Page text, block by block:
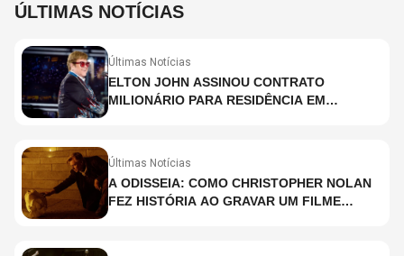
ÚLTIMAS NOTÍCIAS
Últimas Notícias
ELTON JOHN ASSINOU CONTRATO
MILIONÁRIO PARA RESIDÊNCIA EM
Últimas Notícias
A ODISSEIA: COMO CHRISTOPHER NOLAN
FEZ HISTÓRIA AO GRAVAR UM FILME